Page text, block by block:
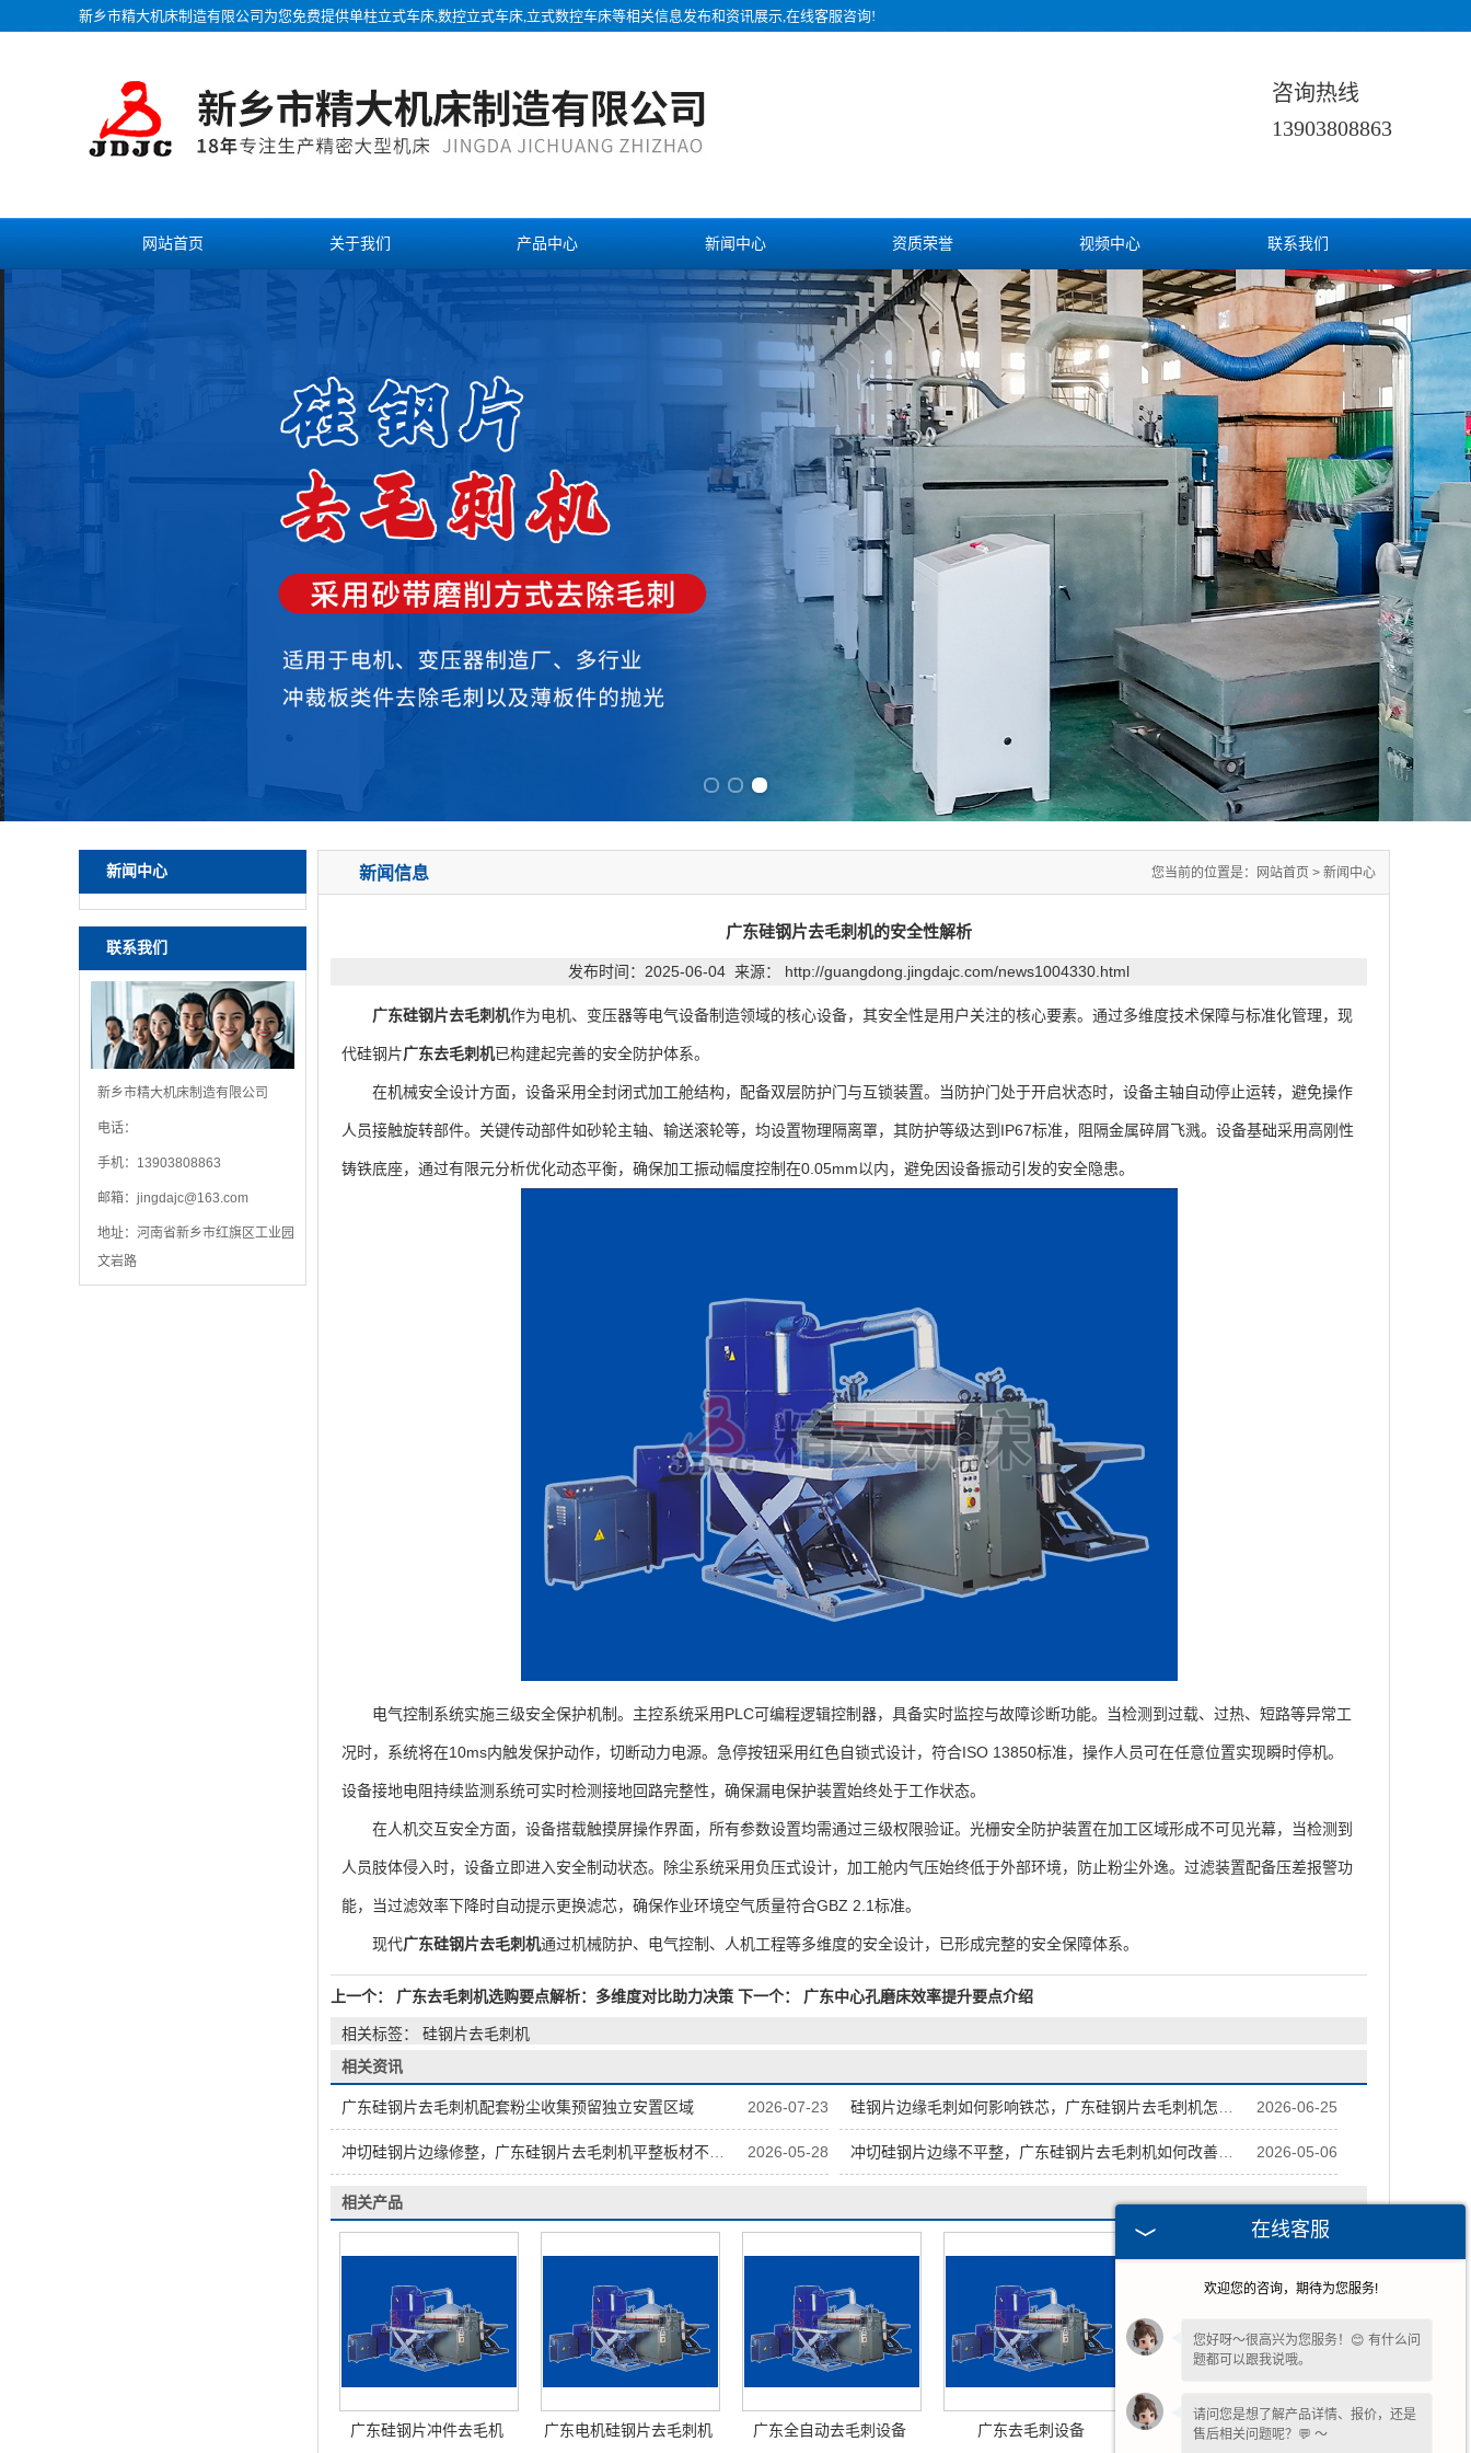
新乡市精大机床制造有限公司为您免费提供单柱立式车床,数控立式车床,立式数控车床等相关信息发布和资讯展示,在线客服咨询!
咨询热线
13903808863
网站首页 关于我们 产品中心 新闻中心 资质荣誉 视频中心 联系我们
新闻中心
联系我们
新乡市精大机床制造有限公司
电话：
手机：13903808863
邮箱： jingdajc@163.com
地址：河南省新乡市红旗区工业园
文岩路
新闻信息 您当前的位置是： 网站首页 > 新闻中心
广东硅钢片去毛刺机的安全性解析
发布时间：2025-06-04 来源： http://guangdong.jingdajc.com/news1004330.html
广东硅钢片去毛刺机作为电机、变压器等电气设备制造领域的核心设备，其安全性是用户关注的核心要素。通过多维度技术保障与标准化管理，现
代硅钢片广东去毛刺机已构建起完善的安全防护体系。
在机械安全设计方面，设备采用全封闭式加工舱结构，配备双层防护门与互锁装置。当防护门处于开启状态时，设备主轴自动停止运转，避免操作
人员接触旋转部件。关键传动部件如砂轮主轴、输送滚轮等，均设置物理隔离罩，其防护等级达到IP67标准，阻隔金属碎屑飞溅。设备基础采用高刚性
铸铁底座，通过有限元分析优化动态平衡，确保加工振动幅度控制在0.05mm以内，避免因设备振动引发的安全隐患。
电气控制系统实施三级安全保护机制。主控系统采用PLC可编程逻辑控制器，具备实时监控与故障诊断功能。当检测到过载、过热、短路等异常工
况时，系统将在10ms内触发保护动作，切断动力电源。急停按钮采用红色自锁式设计，符合ISO 13850标准，操作人员可在任意位置实现瞬时停机。
设备接地电阻持续监测系统可实时检测接地回路完整性，确保漏电保护装置始终处于工作状态。
在人机交互安全方面，设备搭载触摸屏操作界面，所有参数设置均需通过三级权限验证。光栅安全防护装置在加工区域形成不可见光幕，当检测到
人员肢体侵入时，设备立即进入安全制动状态。除尘系统采用负压式设计，加工舱内气压始终低于外部环境，防止粉尘外逸。过滤装置配备压差报警功
能，当过滤效率下降时自动提示更换滤芯，确保作业环境空气质量符合GBZ 2.1标准。
现代广东硅钢片去毛刺机通过机械防护、电气控制、人机工程等多维度的安全设计，已形成完整的安全保障体系。
上一个： 广东去毛刺机选购要点解析：多维度对比助力决策 下一个： 广东中心孔磨床效率提升要点介绍
相关标签： 硅钢片去毛刺机
相关资讯
2026-07-23
广东硅钢片去毛刺机配套粉尘收集预留独立安置区域 2026-06-25
硅钢片边缘毛刺如何影响铁芯，广东硅钢片去毛刺机怎么化解
2026-05-28
冲切硅钢片边缘修整，广东硅钢片去毛刺机平整板材不形变 2026-05-06
冲切硅钢片边缘不平整，广东硅钢片去毛刺机如何改善状态
相关产品
广东硅钢片冲件去毛机 广东电机硅钢片去毛刺机 广东全自动去毛刺设备 广东去毛刺设备 广东硅钢片去毛刺机
在线客服
欢迎您的咨询，期待为您服务!
您好呀～很高兴为您服务！😊 有什么问
题都可以跟我说哦。
请问您是想了解产品详情、报价，还是
售后相关问题呢？💬 ～